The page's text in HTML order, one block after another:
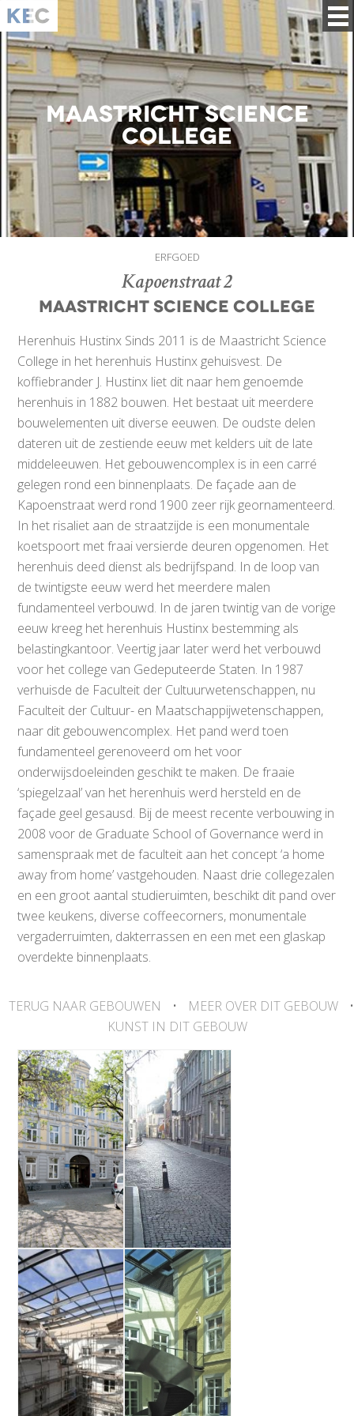
Maastricht Science
College
ERFGOED
Kapoenstraat 2
Maastricht Science College
Herenhuis Hustinx Sinds 2011 is de Maastricht Science
College in het herenhuis Hustinx gehuisvest. De
koffiebrander J. Hustinx liet dit naar hem genoemde
herenhuis in 1882 bouwen. Het bestaat uit meerdere
bouwelementen uit diverse eeuwen. De oudste delen
dateren uit de zestiende eeuw met kelders uit de late
middeleeuwen. Het gebouwencomplex is in een carré
gelegen rond een binnenplaats. De façade aan de
Kapoenstraat werd rond 1900 zeer rijk geornamenteerd.
In het risaliet aan de straatzijde is een monumentale
koetspoort met fraai versierde deuren opgenomen. Het
herenhuis deed dienst als bedrijfspand. In de loop van
de twintigste eeuw werd het meerdere malen
fundamenteel verbouwd. In de jaren twintig van de vorige
eeuw kreeg het herenhuis Hustinx bestemming als
belastingkantoor. Veertig jaar later werd het verbouwd
voor het college van Gedeputeerde Staten. In 1987
verhuisde de Faculteit der Cultuurwetenschappen, nu
Faculteit der Cultuur- en Maatschappijwetenschappen,
naar dit gebouwencomplex. Het pand werd toen
fundamenteel gerenoveerd om het voor
onderwijsdoeleinden geschikt te maken. De fraaie
‘spiegelzaal’ van het herenhuis werd hersteld en de
façade geel gesausd. Bij de meest recente verbouwing in
2008 voor de Graduate School of Governance werd in
samenspraak met de faculteit aan het concept ‘a home
away from home’ vastgehouden. Naast drie collegezalen
en een groot aantal studieruimten, beschikt dit pand over
twee keukens, diverse coffeecorners, monumentale
vergaderruimten, dakterrassen en een met een glaskap
overdekte binnenplaats.
TERUG NAAR GEBOUWEN • MEER OVER DIT GEBOUW
•
KUNST IN DIT GEBOUW